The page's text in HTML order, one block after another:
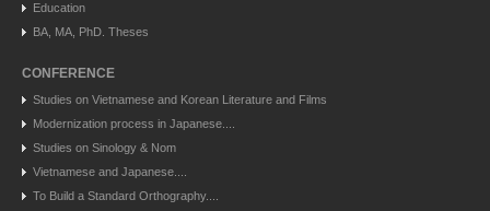
Education
BA, MA, PhD. Theses
CONFERENCE
Studies on Vietnamese and Korean Literature and Films
Modernization process in Japanese....
Studies on Sinology & Nom
Vietnamese and Japanese....
To Build a Standard Orthography....